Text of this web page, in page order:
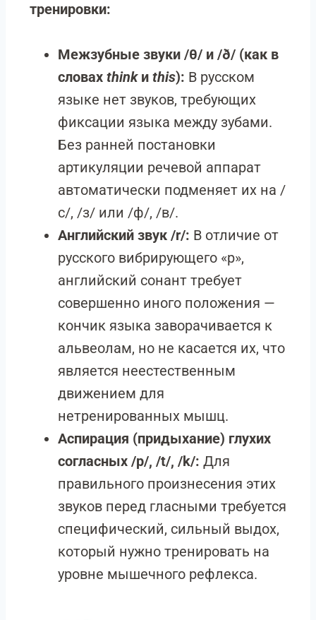
тренировки:
Межзубные звуки /θ/ и /ð/ (как в
словах thinkи this): В русском
языке нет звуков, требующих
фиксации языка между зубами.
Без ранней постановки
артикуляции речевой аппарат
автоматически подменяет их на /
с/, /з/ или /ф/, /в/.
Английский звук /r/: В отличие от
русского вибрирующего «р»,
английский сонант требует
совершенно иного положения —
кончик языка заворачивается к
альвеолам, но не касается их, что
является неестественным
движением для
нетренированных мышц.
Аспирация (придыхание) глухих
согласных /p/, /t/, /k/: Для
правильного произнесения этих
звуков перед гласными требуется
специфический, сильный выдох,
который нужно тренировать на
уровне мышечного рефлекса.